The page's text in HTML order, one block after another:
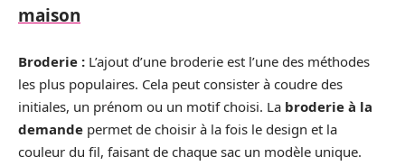
maison
Broderie : L’ajout d’une broderie est l’une des méthodes
les plus populaires. Cela peut consister à coudre des
initiales, un prénom ou un motif choisi. La broderie à la
demande permet de choisir à la fois le design et la
couleur du fil, faisant de chaque sac un modèle unique.